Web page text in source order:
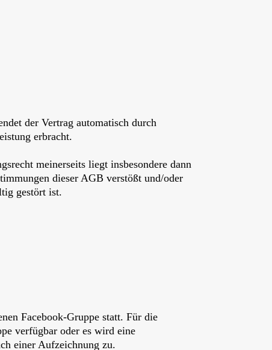
der Vertrag automatisch durch
erbracht.
meinerseits liegt insbesondere dann
dieser AGB verstößt und/oder
gestört ist.
Facebook-Gruppe statt. Für die
verfügbar oder es wird eine
einer Aufzeichnung zu.